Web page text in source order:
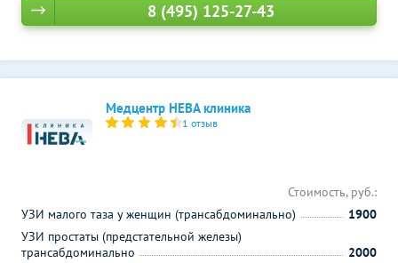
8 (495) 125-27-43
Медцентр НЕВА клиника
1 отзыв
Стоимость, руб.:
УЗИ малого таза у женщин (трансабдоминально)
1900
УЗИ простаты (предстательной железы)
трансабдоминально
2000